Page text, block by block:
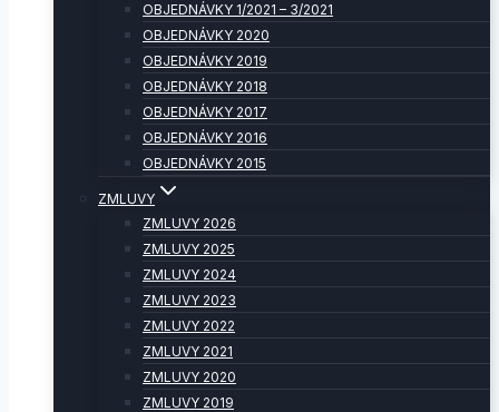
OBJEDNÁVKY 1/2021 – 3/2021
OBJEDNÁVKY 2020
OBJEDNÁVKY 2019
OBJEDNÁVKY 2018
OBJEDNÁVKY 2017
OBJEDNÁVKY 2016
OBJEDNÁVKY 2015
ZMLUVY
ZMLUVY 2026
ZMLUVY 2025
ZMLUVY 2024
ZMLUVY 2023
ZMLUVY 2022
ZMLUVY 2021
ZMLUVY 2020
ZMLUVY 2019